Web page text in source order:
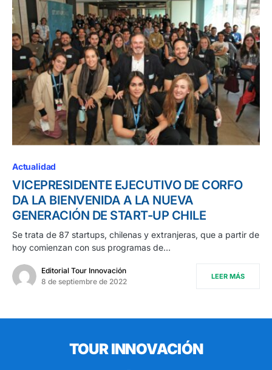
Actualidad
VICEPRESIDENTE EJECUTIVO DE CORFO
DA LA BIENVENIDA A LA NUEVA
GENERACIÓN DE START-UP CHILE
Se trata de 87 startups, chilenas y extranjeras, que a partir de
hoy comienzan con sus programas de…
Editorial Tour Innovación
8 de septiembre de 2022
LEER MÁS
TOUR INNOVACIÓN